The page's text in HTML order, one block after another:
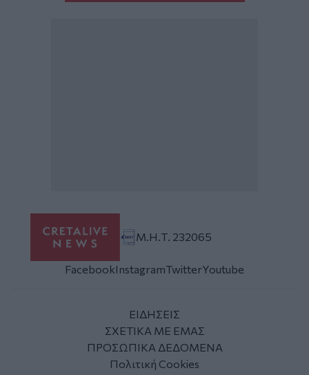
Μ.Η.Τ. 232065
FacebookInstagramTwitterYoutube
ΕΙΔΗΣΕΙΣ
ΣΧΕΤΙΚΑ ΜΕ ΕΜΑΣ
ΠΡΟΣΩΠΙΚΑ ΔΕΔΟΜΕΝΑ
Πολιτική Cookies